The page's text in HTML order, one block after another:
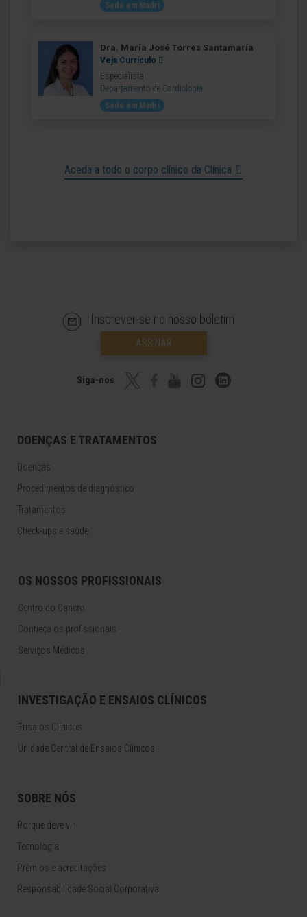
Sede em Madri
Dra. María José Torres Santamaría
Veja Currículo
Especialista
Departamento de Cardiología
Sede em Madri
Aceda a todo o corpo clínico da Clínica
Inscrever-se no nosso boletim
ASSINAR
Siga-nos
DOENÇAS E TRATAMENTOS
Doenças
Procedimentos de diagnóstico
Tratamentos
Check-ups e saúde
OS NOSSOS PROFISSIONAIS
Centro do Cancro
Conheça os profissionais
Serviços Médicos
INVESTIGAÇÃO E ENSAIOS CLÍNICOS
Ensaios Clínicos
Unidade Central de Ensaios Clínicos
SOBRE NÓS
Porque deve vir
Tecnologia
Prémios e acreditações
Responsabilidade Social Corporativa